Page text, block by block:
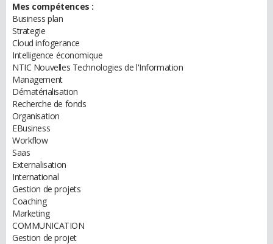
Mes compétences :
Business plan
Strategie
Cloud infogerance
Intelligence économique
NTIC Nouvelles Technologies de l'Information
Management
Dématérialisation
Recherche de fonds
Organisation
EBusiness
Workflow
Saas
Externalisation
International
Gestion de projets
Coaching
Marketing
COMMUNICATION
Gestion de projet